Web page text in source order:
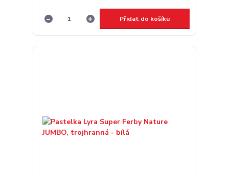
Přidat do košíku